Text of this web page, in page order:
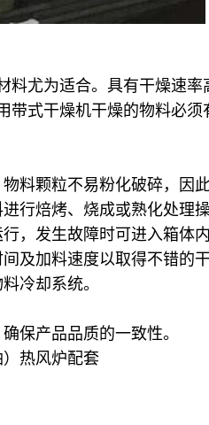
料尤为适合。具有干燥速
式干燥机干燥的物料必
料颗粒不易粉化破碎，因
行焙烤、烧成或熟化处理操
，发生故障时可进入箱体
及加料速度以取得不错的干
冷却系统。
保产品品质的一致性。
）热风炉配套